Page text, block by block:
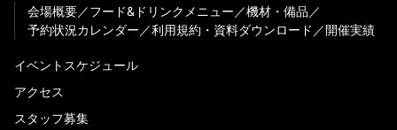
会場概要
フード&ドリンクメニュー
機材・備品
予約状況カレンダー
利用規約・資料ダウンロード 開催実績
イベントスケジュール
アクセス
スタッフ募集